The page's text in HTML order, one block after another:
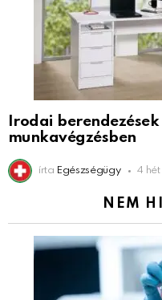
Irodai
munkavégzésben
írta Egészségügy 4
NEM